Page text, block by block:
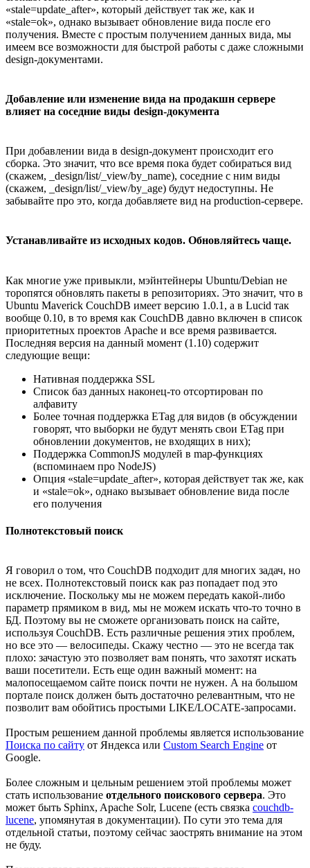
«stale=update_after», который действует так же, как и
«stale=ok», однако вызывает обновление вида после его
получения. Вместе с простым получением данных вида, мы
имеем все возможности для быстрой работы с даже сложными
design-документами.
Добавление или изменение вида на продакшн сервере
влияет на соседние виды design-документа
При добавлении вида в design-документ происходит его
сборка. Это значит, что все время пока будет собираться вид
(скажем, _design/list/_view/by_name), соседние с ним виды
(скажем, _design/list/_view/by_age) будут недоступны. Не
забывайте про это, когда добавляете вид на production-сервере.
Устанавливайте из исходных кодов. Обновляйтесь чаще.
Как многие уже привыкли, мэйнтейнеры Ubuntu/Debian не
торопятся обновлять пакеты в репозиториях. Это значит, что в
Ubuntu Maverick CouchDB имеет версию 1.0.1, а в Lucid так
вообще 0.10, в то время как CouchDB давно включен в список
приоритетных проектов Apache и все время развивается.
Последняя версия на данный момент (1.10) содержит
следующие вещи:
Нативная поддержка SSL
Список баз данных наконец-то отсортирован по
алфавиту
Более точная поддержка ETag для видов (в обсуждении
говорят, что выборки не будут менять свои ETag при
обновлении документов, не входящих в них);
Поддержка CommonJS модулей в map-функциях
(вспоминаем про NodeJS)
Опция «stale=update_after», которая действует так же, как
и «stale=ok», однако вызывает обновление вида после
его получения
Полнотекстовый поиск
Я говорил о том, что CouchDB подходит для многих задач, но
не всех. Полнотекстовый поиск как раз попадает под это
исключение. Поскольку мы не можем передать какой-либо
параметр прямиком в вид, мы не можем искать что-то точно в
БД. Поэтому вы не сможете организовать поиск на сайте,
используя CouchDB. Есть различные решения этих проблем,
но все это — велосипеды. Скажу честно — это не всегда так
плохо: зачастую это позволяет вам понять, что захотят искать
ваши посетители. Есть еще один важный момент: на
малопосещаемом сайте поиск почти не нужен. А на большом
портале поиск должен быть достаточно релевантным, что не
позволит вам обойтись простыми LIKE/LOCATE-запросами.
Простым решением данной проблемы является использование
Поиска по сайту от Яндекса или Custom Search Engine от
Google.
Более сложным и цельным решением этой проблемы может
стать использование отдельного поискового сервера. Это
может быть Sphinx, Apache Solr, Lucene (есть связка couchdb-
lucene, упомянутая в документации). По сути это тема для
отдельной статьи, поэтому сейчас заострять внимание на этом
не буду.